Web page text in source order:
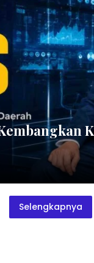
Selengkapnya